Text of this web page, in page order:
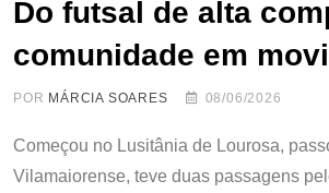
Do futsal de alta
comunidade em
POR MÁRCIA SOARES 08/06/2026
Começou no Lusitânia de Lourosa,
Vilamaiorense, teve duas passagens